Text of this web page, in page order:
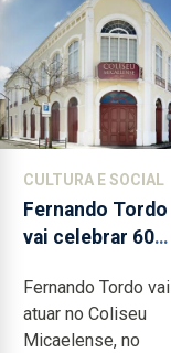
CULTURA E SOCIAL
Fernando Tordo
vai celebrar 60
no Coliseu
Micaelense
Fernando Tordo vai
atuar no Coliseu
Micaelense, no